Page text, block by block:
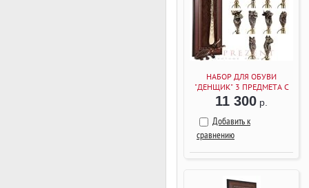
НАБОР ДЛЯ ОБУВИ
"ДЕНЩИК" 3 ПРЕДМЕТА С
РАМКОЙ (ОРЕХ)
11 300 р.
Добавить к
сравнению